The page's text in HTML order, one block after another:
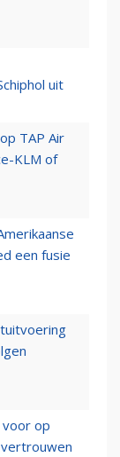
uit
TAP Air
KLM of
een fusie
op